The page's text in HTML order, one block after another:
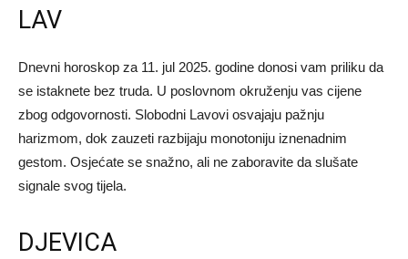
LAV
Dnevni horoskop za 11. jul 2025. godine donosi vam priliku da
se istaknete bez truda. U poslovnom okruženju vas cijene
zbog odgovornosti. Slobodni Lavovi osvajaju pažnju
harizmom, dok zauzeti razbijaju monotoniju iznenadnim
gestom. Osjećate se snažno, ali ne zaboravite da slušate
signale svog tijela.
DJEVICA